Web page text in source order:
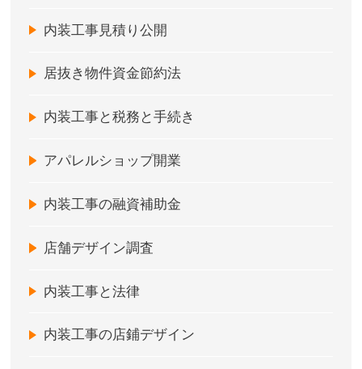
内装工事見積り公開
居抜き物件資金節約法
内装工事と税務と手続き
アパレルショップ開業
内装工事の融資補助金
店舗デザイン調査
内装工事と法律
内装工事の店鋪デザイン